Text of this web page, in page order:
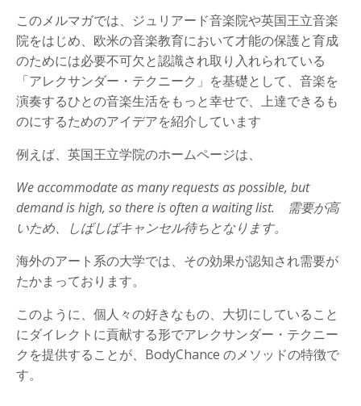
このメルマガでは、ジュリアード音楽院や英国王立音楽
院をはじめ、欧米の音楽教育において才能の保護と育成
のためには必要不可欠と認識され取り入れられている
「アレクサンダー・テクニーク」を基礎として、音楽を
演奏するひとの音楽生活をもっと幸せで、上達できるも
のにするためのアイデアを紹介しています
例えば、英国王立学院のホームページは、
We accommodate as many requests as possible, but
demand is high, so there is often a waiting list. 需要が高
いため、しばしばキャンセル待ちとなります。
海外のアート系の大学では、その効果が認知され需要が
たかまっております。
このように、個人々の好きなもの、大切にしていること
にダイレクトに貢献する形でアレクサンダー・テクニー
クを提供することが、BodyChance のメソッドの特徴で
す。